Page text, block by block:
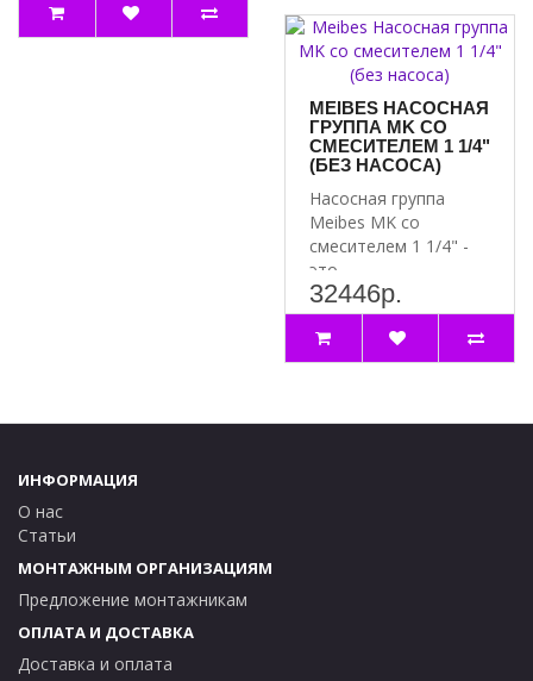
MEIBES НАСОСНАЯ
ГРУППА MK СО
СМЕСИТЕЛЕМ 1 1/4"
(БЕЗ НАСОСА)
Насосная группа
Meibes MK со
смесителем 1 1/4" -
это
высококачественное
оборудование для
систем..
32446р.
ИНФОРМАЦИЯ
О нас
Статьи
МОНТАЖНЫМ ОРГАНИЗАЦИЯМ
Предложение монтажникам
ОПЛАТА И ДОСТАВКА
Доставка и оплата